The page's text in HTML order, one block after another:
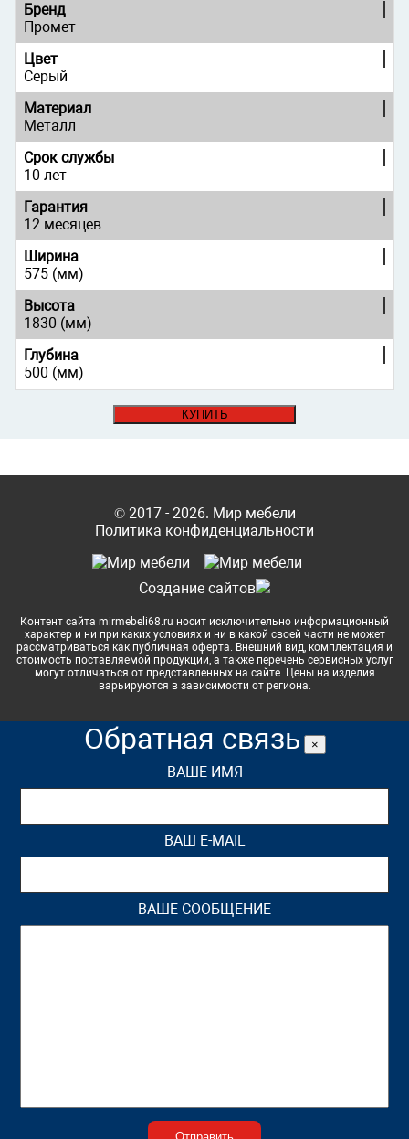
Бренд
Промет
Цвет
Серый
Материал
Металл
Срок службы
10 лет
Гарантия
12 месяцев
Ширина
575 (мм)
Высота
1830 (мм)
Глубина
500 (мм)
КУПИТЬ
© 2017 - 2026. Мир мебели
Политика конфиденциальности
Cоздание сайтов
Контент сайта mirmebeli68.ru носит исключительно информационный
характер и ни при каких условиях и ни в какой своей части не может
рассматриваться как публичная оферта. Внешний вид, комплектация и
стоимость поставляемой продукции, а также перечень сервисных услуг
могут отличаться от представленных на сайте. Цены на изделия
варьируются в зависимости от региона.
Обратная связь ×
ВАШЕ ИМЯ
ВАШ E-MAIL
ВАШЕ СООБЩЕНИЕ